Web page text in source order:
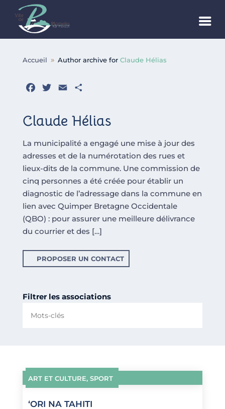
Accueil 9 Author archive for Claude Hélias
Facebook
TwitterEmail
Claude Hélias
La municipalité a engagé une mise à jour des
adresses et de la numérotation des rues et
lieux-dits de la commune. Une commission de
cinq personnes a été créée pour établir un
diagnostic de l’adressage dans la commune en
lien avec Quimper Bretagne Occidentale
(QBO) : pour assurer une meilleure délivrance
du courrier et des […]
PROPOSER UN CONTACT
Filtrer les associations
ART ET CULTURE, SPORT
‘ORI NA TAHITI